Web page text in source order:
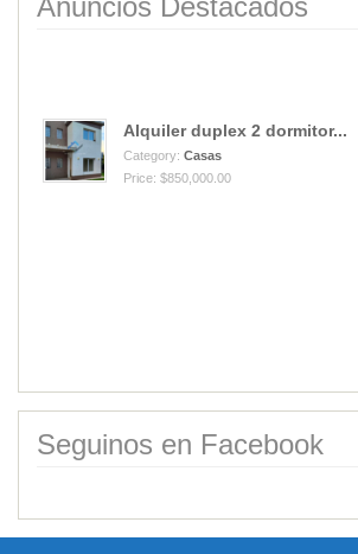
Anuncios Destacados
Alquiler duplex 2 dormitor...
Category: Casas
Price: $850,000.00
Seguinos en Facebook